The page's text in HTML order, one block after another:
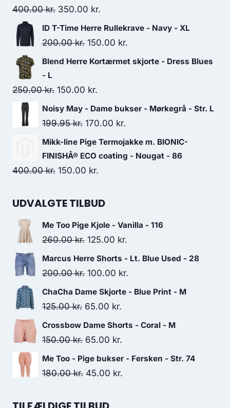
400.00kr. Original
price
was:
350.00 kr.
price
is:
ID T-Time Herre Rullekrave - Navy - XL
200.00kr. Original
price
200.00 kr..
150.00 kr.
price
Blend Herre Kortærmet skjorte - Dress Blues
- L
250.00kr. Original
price
was:
150.00 kr.
price
is:
Noisy May - Dame bukser - Mørkegrå - Str. L
199.95kr. Original
price
was:
199.95 kr..
170.00 kr.
price
is:
Mikk-line Pige Termojakke m. BIONIC-
FINISHÂ® ECO coating - Nougat - 86
400.00kr. Original
was:
150.00 kr.
is:
UDVALGTE TILBUD
Me Too Pige Kjole - Vanilla - 116
260.00kr. Original
price
was:
125.00 kr.
price
Marcus Herre Shorts - Lt. Blue Used - 28
200.00kr. Original
price
was:
100.00 kr.
price
ChaCha Dame Skjorte - Blue Print - M
125.00kr. Original
price
was:
65.00 kr.
price
Crossbow Dame Shorts - Coral - M
150.00kr. Original
price
was:
65.00 kr.
price
Me Too - Pige bukser - Fersken - Str. 74
180.00kr. Original
was:
45.00 kr.